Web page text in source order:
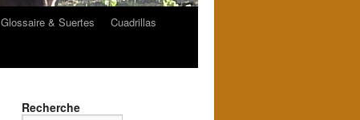
Glossaire & Suertes
Cuadrillas
Recherche